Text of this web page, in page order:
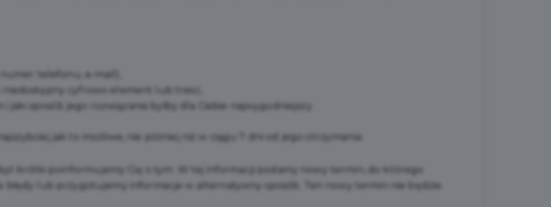
telefonu, e-mail),
niedostępny cyfrowo element lub treść,
jaki sposób jego rozwiązania byłby dla Ciebie najwygodniejszy.
jak to możliwe, nie później niż w ciągu 7 dni od jego otrzymania.
krótki poinformujemy Cię o tym. W tej informacji podamy nowy termin, do którego
błędy lub przygotujemy informacje w alternatywny sposób. Ten nowy termin nie będzie